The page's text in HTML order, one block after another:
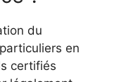
du
en
certifiés